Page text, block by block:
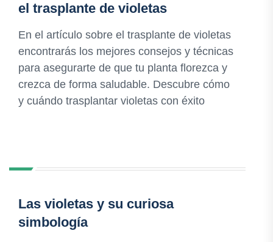
el trasplante de violetas
En el artículo sobre el trasplante de violetas
encontrarás los mejores consejos y técnicas
para asegurarte de que tu planta florezca y
crezca de forma saludable. Descubre cómo
y cuándo trasplantar violetas con éxito
Las violetas y su curiosa
simbología